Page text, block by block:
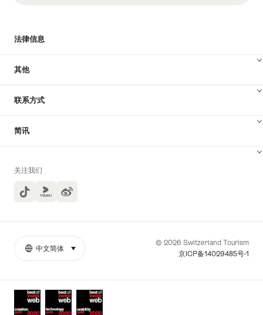
法律信息
其他
联系方式
简讯
关注我们
TikTokYuoku
Awards
More
© 2026 Switzerland Tourism
京ICP备14029485号-1
中文简体 select (click to display)